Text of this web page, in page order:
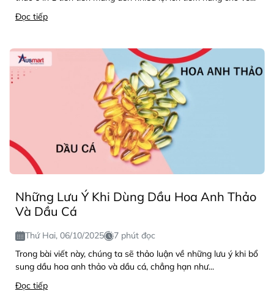
Đọc tiếp
Những Lưu Ý Khi Dùng Dầu Hoa Anh Thảo
Và Dầu Cá
Thứ Hai, 06/10/2025
7 phút đọc
Trong bài viết này, chúng ta sẽ thảo luận về những lưu ý khi bổ
sung dầu hoa anh thảo và dầu cá, chẳng hạn như...
Đọc tiếp